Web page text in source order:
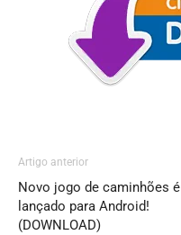
Artigo anterior
Novo jogo de caminhões é
lançado para Android!
(DOWNLOAD)